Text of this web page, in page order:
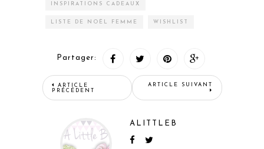
INSPIRATIONS CADEAUX
LISTE DE NOËL FEMME WISHLIST
Partager:
ARTICLE
PRÉCÉDENT
ARTICLE SUIVANT
ALITTLEB